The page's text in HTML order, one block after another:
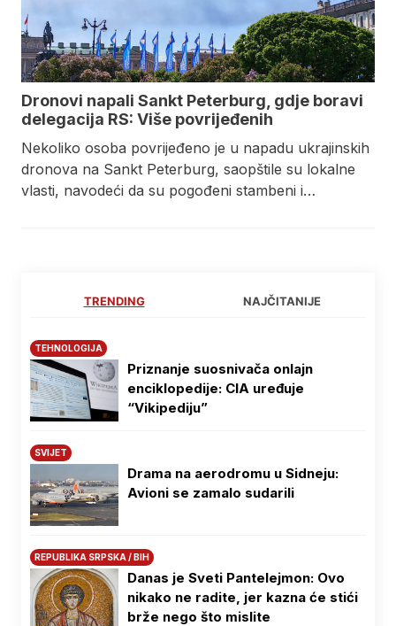
Dronovi napali Sankt Peterburg, gdje boravi
delegacija RS: Više povrijeđenih
Nekoliko osoba povrijeđeno je u napadu ukrajinskih
dronova na Sankt Peterburg, saopštile su lokalne
vlasti, navodeći da su pogođeni stambeni i…
TRENDING NAJČITANIJE
TEHNOLOGIJA
Priznanje suosnivača onlajn
enciklopedije: CIA uređuje
“Vikipediju”
SVIJET
Drama na aerodromu u Sidneju:
Avioni se zamalo sudarili
REPUBLIKA SRPSKA / BIH
Danas je Sveti Pantelejmon: Ovo
nikako ne radite, jer kazna će stići
brže nego što mislite